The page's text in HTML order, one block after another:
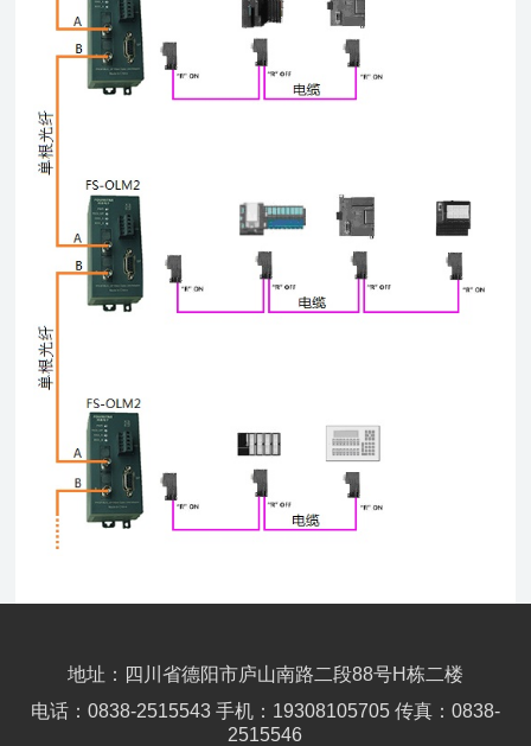
地址：四川省德阳市庐山南路二段88号H栋二楼
电话：0838-2515543 手机：19308105705 传真：0838-
2515546